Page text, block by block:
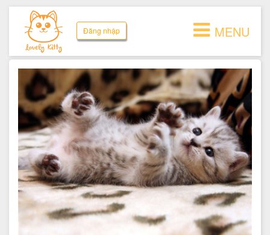
Đăng nhập MENU